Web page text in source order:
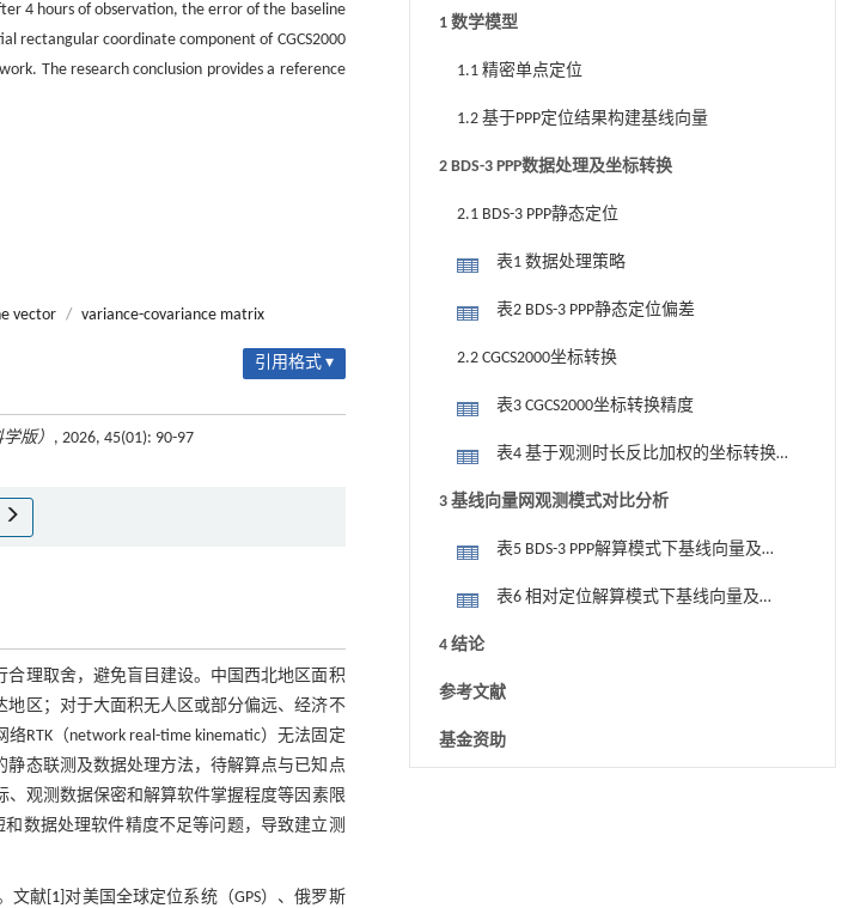
4 hours of observation, the error of the baseline
rectangular coordinate component of CGCS2000
The research conclusion provides a reference
vector / variance-covariance matrix
引用格式 ▾
版） , 2026, 45(01): 90-97
理取舍，避免盲目建设。中国西北地区面积
区；对于大面积无人区或部分偏远、经济不
RTK（network real-time kinematic）无法固定
态联测及数据处理方法，待解算点与已知点
、观测数据保密和解算软件掌握程度等因素限
数据处理软件精度不足等问题，导致建立测
文献[ 1 ]对美国全球定位系统（GPS）、俄罗斯
1 数学模型
1.1 精密单点定位
1.2 基于PPP定位结果构建基线向量
2 BDS-3 PPP数据处理及坐标转换
2.1 BDS-3 PPP静态定位
表1 数据处理策略
表2 BDS-3 PPP静态定位偏差
2.2 CGCS2000坐标转换
表3 CGCS2000坐标转换精度
表4 基于观测时长反比加权的坐标转换
精度
3 基线向量网观测模式对比分析
表5 BDS-3 PPP解算模式下基线向量及
CGCS2000点位误差
表6 相对定位解算模式下基线向量及
CGCS2000点位误差
4 结论
参考文献
基金资助